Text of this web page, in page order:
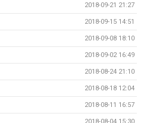
2018-09-21 21:27
2018-09-15 14:51
2018-09-08 18:10
2018-09-02 16:49
2018-08-24 21:10
2018-08-18 12:04
2018-08-11 16:57